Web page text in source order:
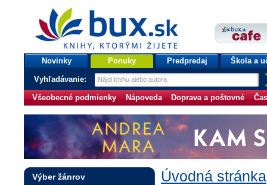
bux.sk
knihy, ktorými žijete
Úvodná stránka
Novinky Ponuky Predpredaj Škola a
Vyhľadávanie:
Všeobecné podmienky Nápoveda Doprava a poštovné
Úvodná stránka
Výber žánrov